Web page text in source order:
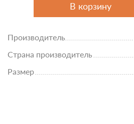
В корзину
Производитель
Страна производитель
Размер